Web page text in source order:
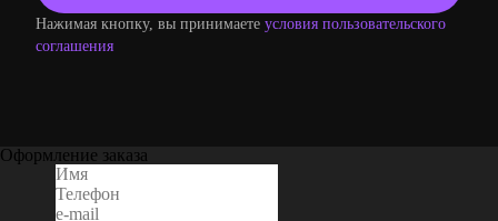
Нажимая кнопку, вы принимаете условия пользовательского
соглашения
Оформление заказа